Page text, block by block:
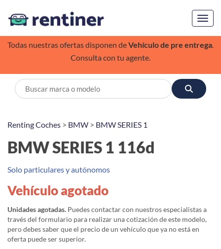
Todas nuestras ofertas disponen deVehículo de pre entrega.
Consulta con tu agente.
Renting Coches > BMW > BMW SERIES 1
BMW SERIES 1 116d
Solo particulares y autónomos
Vehículo agotado
Unidades agotadas. Puedes contactar con nuestros especialistas a
través del formulario para realizar una cotización de este modelo,
pero debes saber que el precio de un vehículo que ya no está en
oferta puede ser superior.